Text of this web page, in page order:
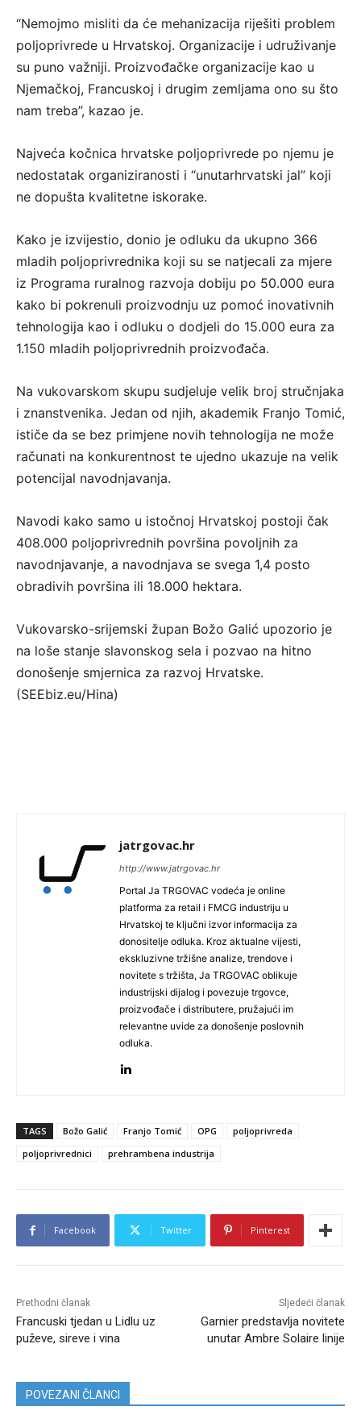
“Nemojmo misliti da će mehanizacija riješiti problem
poljoprivrede u Hrvatskoj. Organizacije i udruživanje
su puno važniji. Proizvođačke organizacije kao u
Njemačkoj, Francuskoj i drugim zemljama ono su što
nam treba”, kazao je.
Najveća kočnica hrvatske poljoprivrede po njemu je
nedostatak organiziranosti i “unutarhrvatski jal” koji
ne dopušta kvalitetne iskorake.
Kako je izvijestio, donio je odluku da ukupno 366
mladih poljoprivrednika koji su se natjecali za mjere
iz Programa ruralnog razvoja dobiju po 50.000 eura
kako bi pokrenuli proizvodnju uz pomoć inovativnih
tehnologija kao i odluku o dodjeli do 15.000 eura za
1.150 mladih poljoprivrednih proizvođača.
Na vukovarskom skupu sudjeluje velik broj stručnjaka
i znanstvenika. Jedan od njih, akademik Franjo Tomić,
ističe da se bez primjene novih tehnologija ne može
računati na konkurentnost te ujedno ukazuje na velik
potencijal navodnjavanja.
Navodi kako samo u istočnoj Hrvatskoj postoji čak
408.000 poljoprivrednih površina povoljnih za
navodnjavanje, a navodnjava se svega 1,4 posto
obradivih površina ili 18.000 hektara.
Vukovarsko-srijemski župan Božo Galić upozorio je
na loše stanje slavonskog sela i pozvao na hitno
donošenje smjernica za razvoj Hrvatske.
(SEEbiz.eu/Hina)
jatrgovac.hr
http://www.jatrgovac.hr
Portal Ja TRGOVAC vodeća je online
platforma za retail i FMCG industriju u
Hrvatskoj te ključni izvor informacija za
donositelje odluka. Kroz aktualne vijesti,
ekskluzivne tržišne analize, trendove i
novitete s tržišta, Ja TRGOVAC oblikuje
industrijski dijalog i povezuje trgovce,
proizvođače i distributere, pružajući im
relevantne uvide za donošenje poslovnih
odluka.
TAGS Božo Galić Franjo Tomić OPG
poljoprivreda
poljoprivrednici
prehrambena industrija
Facebook Twitter Pinterest
Prethodni članak
Francuski tjedan u Lidlu uz
puževe, sireve i vina
Sljedeći članak
Garnier predstavlja novitete
unutar Ambre Solaire linije
POVEZANI ČLANCI